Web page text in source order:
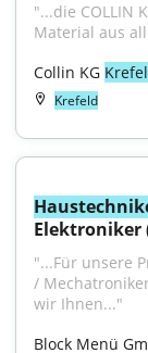
"...die COLLIN
Material aus
Collin KG
Krefeld
Elektroniker
"...Für unsere
/
wir Ihnen..."
Block Menü